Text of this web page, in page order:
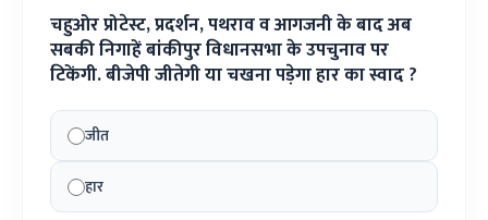
चहुओर प्रोटेस्ट, प्रदर्शन, पथराव व आगजनी के बाद अब
सबकी निगाहें बांकीपुर विधानसभा के उपचुनाव पर
टिकेंगी. बीजेपी जीतेगी या चखना पड़ेगा हार का स्वाद ?
जीत
हार